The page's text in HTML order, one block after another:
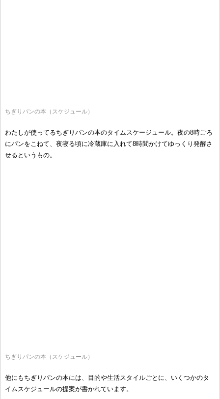
ちぎりパンの本（スケジュール）
わたしが使ってるちぎりパンの本のタイムスケージュール。夜の8時ごろ
にパンをこねて、夜寝る頃に冷蔵庫に入れて8時間かけてゆっくり発酵さ
せるというもの。
ちぎりパンの本（スケジュール）
他にもちぎりパンの本には、目的や生活スタイルごとに、いくつかのタ
イムスケジュールの提案が書かれています。